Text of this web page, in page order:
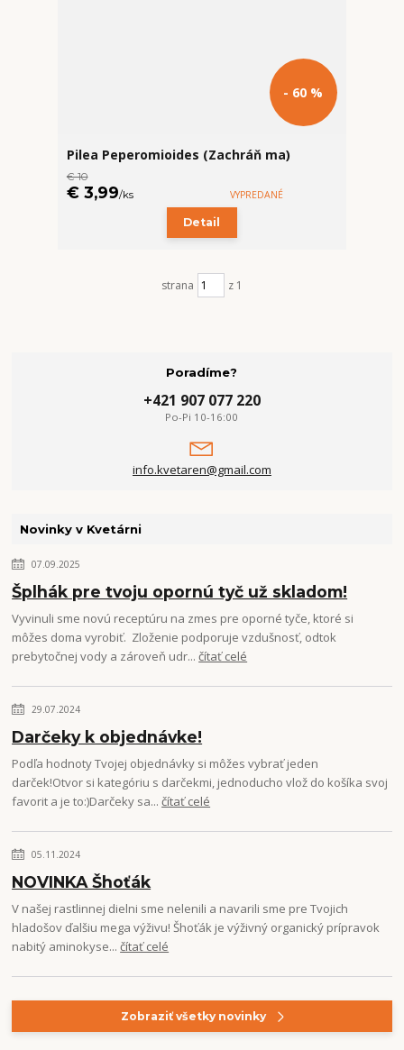
- 60 %
Pilea Peperomioides (Zachráň ma)
€ 10
€ 3,99/ks VYPREDANÉ
Detail
strana z 1
Poradíme?
+421 907 077 220
Po-Pi 10-16:00
info.kvetaren@gmail.com
Novinky v Kvetárni
07.09.2025
Šplhák pre tvoju opornú tyč už skladom!
Vyvinuli sme novú receptúru na zmes pre oporné tyče, ktoré si
môžes doma vyrobiť. Zloženie podporuje vzdušnosť, odtok
prebytočnej vody a zároveň udr...čítať celé
29.07.2024
Darčeky k objednávke!
Podľa hodnoty Tvojej objednávky si môžes vybrať jeden
darček!Otvor si kategóriu s darčekmi, jednoducho vlož do košíka svoj
favorit a je to:)Darčeky sa...čítať celé
05.11.2024
NOVINKA Šhoťák
V našej rastlinnej dielni sme nelenili a navarili sme pre Tvojich
hladošov ďalšiu mega výživu! Šhoťák je výživný organický prípravok
nabitý aminokyse...čítať celé
Zobraziť všetky novinky